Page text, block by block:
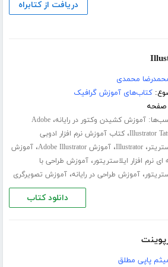
دریافت از کتابراه
محمدی
کتاب‌های آموزش گرافیک
آموزش کشیدن وکتور در رایانه،Adobe
Illustrator،کتاب آموزش نرم افزار ادوبی
،Illustrator،آموزش Adobe Illustrator ،آموزش
ای نرم افزار ایلاستریتور،آموزش طراحی با
،آموزش طراحی در رایانه،آموزش تصویرگری
دانلود کتاب
پاپی مطلق